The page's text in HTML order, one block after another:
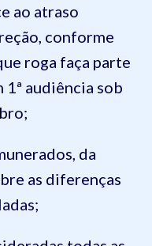
ao atraso
conforme
roga faça parte
audiência sob
da
as diferenças